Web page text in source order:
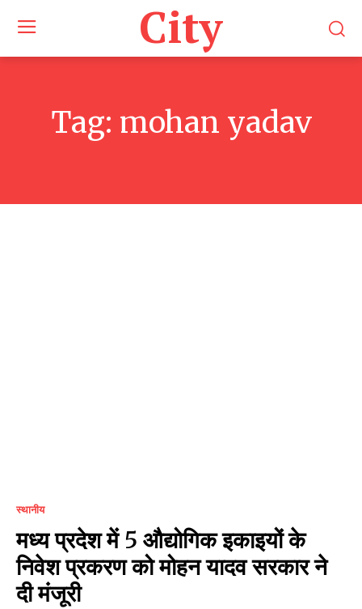
City
Tag: mohan yadav
स्थानीय
मध्य प्रदेश में 5 औद्योगिक इकाइयों के
निवेश प्रकरण को मोहन यादव सरकार ने
दी मंजूरी